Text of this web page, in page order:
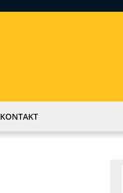
KONTAKT